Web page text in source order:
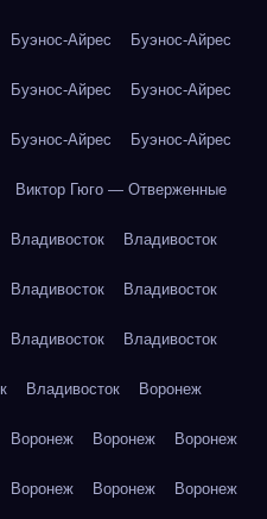
Буэнос-Айрес Буэнос-Айрес
Буэнос-Айрес Буэнос-Айрес
Буэнос-Айрес Буэнос-Айрес
Виктор Гюго — Отверженные
Владивосток Владивосток
Владивосток Владивосток
Владивосток Владивосток
Владивосток Воронеж
Воронеж Воронеж Воронеж
Воронеж Воронеж Воронеж